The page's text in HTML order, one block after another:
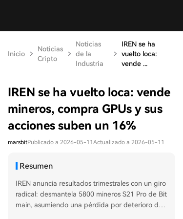
Inicio
Noticias
Cripto
Noticias
de la
Industria
IREN se ha
vuelto loca:
vende ...
IREN se ha vuelto loca: vende
mineros, compra GPUs y sus
acciones suben un 16%
marsbitPublicado a 2026-05-11 Actualizado a 2026-05-11
Resumen
IREN anuncia resultados trimestrales con un giro
radical: desmantela 5800 mineros S21 Pro de Bit
main, asumiendo una pérdida por deterioro de